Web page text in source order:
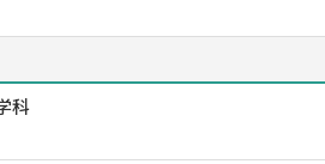
科